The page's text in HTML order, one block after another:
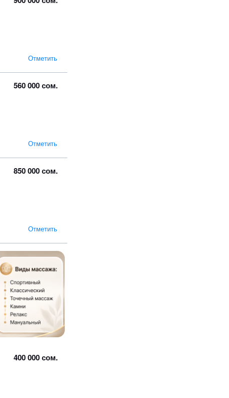
Отметить
560 000 сом.
Отметить
850 000 сом.
Отметить
400 000 сом.